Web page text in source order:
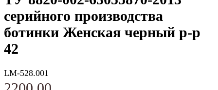
серийного производства
ботинки Женская черный р-р
42
LM-528.001